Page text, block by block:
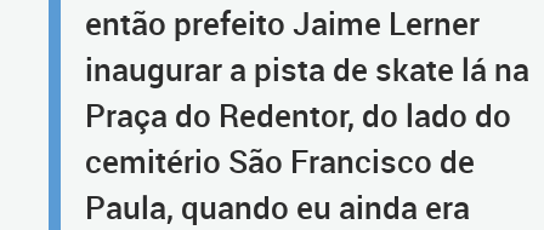
então prefeito Jaime Lerner
inaugurar a pista de skate lá na
Praça do Redentor, do lado do
cemitério São Francisco de
Paula, quando eu ainda era